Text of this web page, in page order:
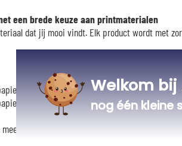
een brede keuze aan printmaterialen
dat jij mooi vindt. Elk product wordt met
260 g - verschillende formaten, zonder lijst
260 g met MDF-houten lijst en acrylglas
formaten
Welkom
nog één kleine